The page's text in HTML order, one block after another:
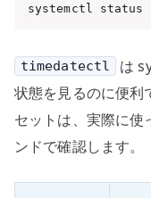
systemctl status
timedatectl
は
状態を見るのに便利
セットは、実際に使
ンドで確認します。